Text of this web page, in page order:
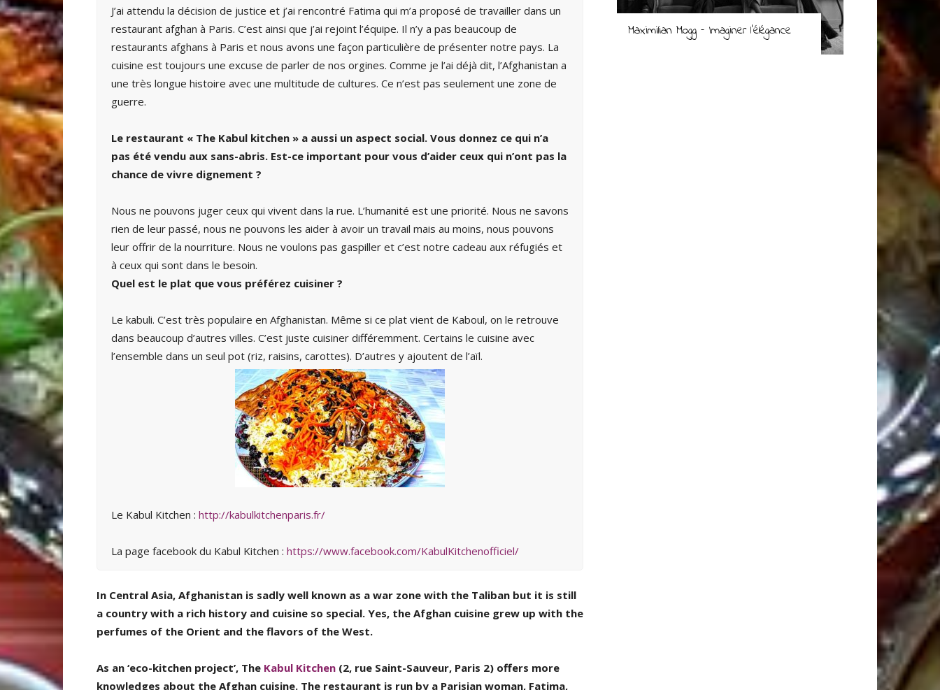
J’ai attendu la décision de justice et j’ai rencontré Fatima qui m’a proposé de travailler dans un
restaurant afghan à Paris. C’est ainsi que j’ai rejoint l’équipe. Il n’y a pas beaucoup de
restaurants afghans à Paris et nous avons une façon particulière de présenter notre pays. La
cuisine est toujours une excuse de parler de nos orgines. Comme je l’ai déjà dit, l’Afghanistan a
une très longue histoire avec une multitude de cultures. Ce n’est pas seulement une zone de
guerre.
Le restaurant « The Kabul kitchen » a aussi un aspect social. Vous donnez ce qui n’a
pas été vendu aux sans-abris. Est-ce important pour vous d’aider ceux qui n’ont pas la
chance de vivre dignement ?
Nous ne pouvons juger ceux qui vivent dans la rue. L’humanité est une priorité. Nous ne savons
rien de leur passé, nous ne pouvons les aider à avoir un travail mais au moins, nous pouvons
leur offrir de la nourriture. Nous ne voulons pas gaspiller et c’est notre cadeau aux réfugiés et
à ceux qui sont dans le besoin.
Quel est le plat que vous préférez cuisiner ?
Le kabuli. C’est très populaire en Afghanistan. Même si ce plat vient de Kaboul, on le retrouve
dans beaucoup d’autres villes. C’est juste cuisiner différemment. Certains le cuisine avec
l’ensemble dans un seul pot (riz, raisins, carottes). D’autres y ajoutent de l’aïl.
Le Kabul Kitchen : http://kabulkitchenparis.fr/
La page facebook du Kabul Kitchen : https://www.facebook.com/KabulKitchenofficiel/
In Central Asia, Afghanistan is sadly well known as a war zone with the Taliban but it is still
a country with a rich history and cuisine so special. Yes, the Afghan cuisine grew up with the
perfumes of the Orient and the flavors of the West.
As an ‘eco-kitchen project’, The Kabul Kitchen (2, rue Saint-Sauveur, Paris 2) offers more
knowledges about the Afghan cuisine. The restaurant is run by a Parisian woman, Fatima,
Maximilian Mogg – Imaginer l’élégance